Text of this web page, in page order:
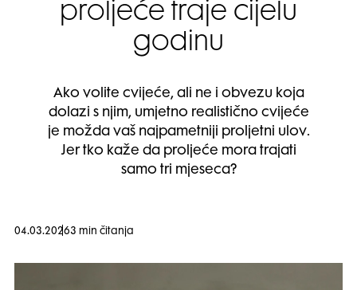
proljeće traje cijelu
godinu
Ako volite cvijeće, ali ne i obvezu koja
dolazi s njim, umjetno realistično cvijeće
je možda vaš najpametniji proljetni ulov.
Jer tko kaže da proljeće mora trajati
samo tri mjeseca?
04.03.20263 min čitanja